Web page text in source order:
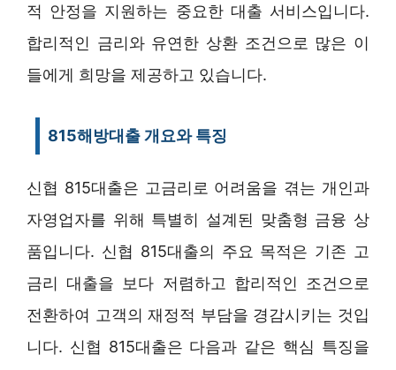
적 안정을 지원하는 중요한 대출 서비스입니다.
합리적인 금리와 유연한 상환 조건으로 많은 이
들에게 희망을 제공하고 있습니다.
815해방대출 개요와 특징
신협 815대출은 고금리로 어려움을 겪는 개인과
자영업자를 위해 특별히 설계된 맞춤형 금융 상
품입니다. 신협 815대출의 주요 목적은 기존 고
금리 대출을 보다 저렴하고 합리적인 조건으로
전환하여 고객의 재정적 부담을 경감시키는 것입
니다. 신협 815대출은 다음과 같은 핵심 특징을